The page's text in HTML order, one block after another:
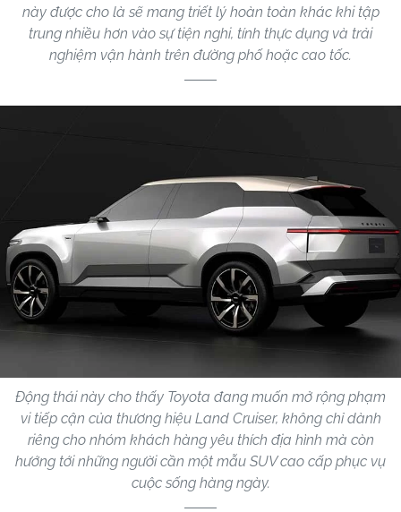
này được cho là sẽ mang triết lý hoàn toàn khác khi tập
trung nhiều hơn vào sự tiện nghi, tính thực dụng và trải
nghiệm vận hành trên đường phố hoặc cao tốc.
Động thái này cho thấy Toyota đang muốn mở rộng phạm
vi tiếp cận của thương hiệu Land Cruiser, không chỉ dành
riêng cho nhóm khách hàng yêu thích địa hình mà còn
hướng tới những người cần một mẫu SUV cao cấp phục vụ
cuộc sống hàng ngày.